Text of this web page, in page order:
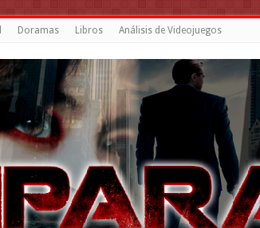
Doramas Libros Análisis de Videojuegos